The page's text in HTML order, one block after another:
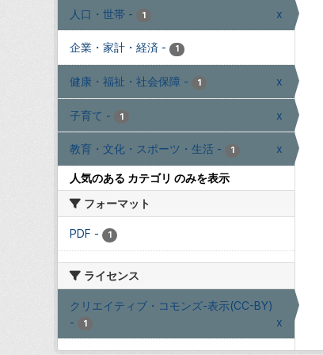
人口・世帯 - 1 x
企業・家計・経済 - 1
健康・福祉・社会保障 - 1 x
子育て - 1 x
教育・文化・スポーツ・生活 - 1 x
人気のある カテゴリ のみを表示
フォーマット
PDF - 1
ライセンス
クリエイティブ・コモンズ-表示(CC-BY)
-
1 x